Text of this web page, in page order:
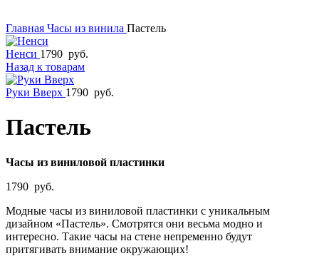
Главная Часы из винила Пастель
Ненси 1790 руб.
Назад к товарам
Руки Вверх 1790 руб.
Пастель
Часы из виниловой пластинки
1790 руб.
Модные часы из виниловой пластинки с уникальным
дизайном «Пастель». Смотрятся они весьма модно и
интересно. Такие часы на стене непременно будут
притягивать внимание окружающих!